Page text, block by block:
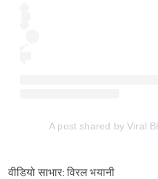
A post shared by Viral
वीडियो साभार: विरल भयानी